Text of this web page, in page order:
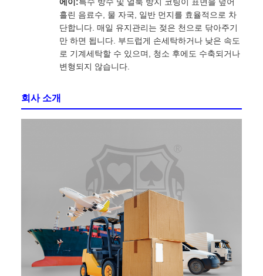
에이:특수 방수 및 얼룩 방지 코팅이 표면을 덮어
흘린 음료수, 물 자국, 일반 먼지를 효율적으로 차
단합니다. 매일 유지관리는 젖은 천으로 닦아주기
만 하면 됩니다. 부드럽게 손세탁하거나 낮은 속도
로 기계세탁할 수 있으며, 청소 후에도 수축되거나
변형되지 않습니다.
회사 소개